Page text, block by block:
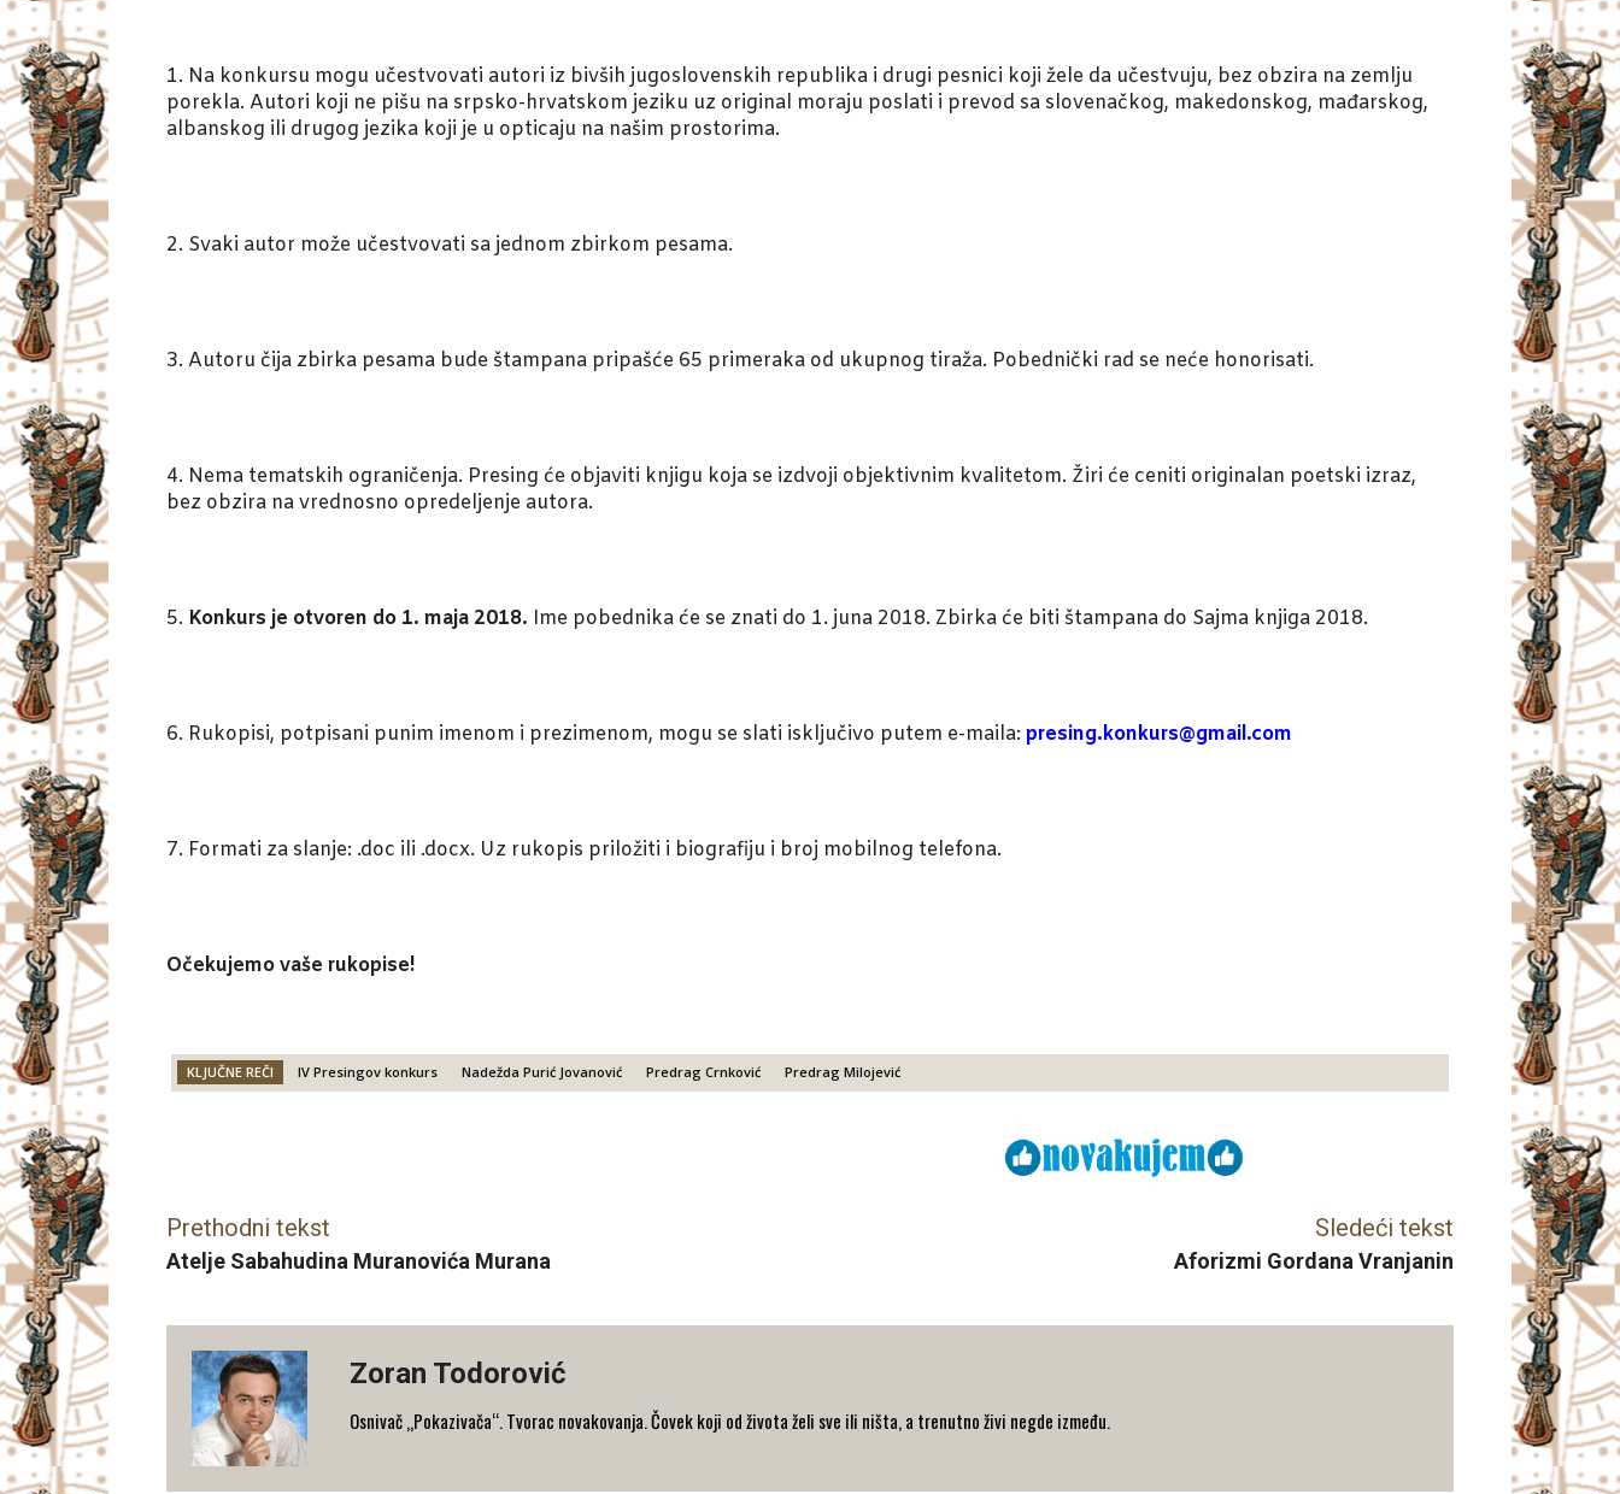
1. Na konkursu mogu učestvovati autori iz bivših jugoslovenskih republika i drugi pesnici koji žele da učestvuju, bez obzira na zemlju
porekla. Autori koji ne pišu na srpsko-hrvatskom jeziku uz original moraju poslati i prevod sa slovenačkog, makedonskog, mađarskog,
albanskog ili drugog jezika koji je u opticaju na našim prostorima.
2. Svaki autor može učestvovati sa jednom zbirkom pesama.
3. Autoru čija zbirka pesama bude štampana pripašće 65 primeraka od ukupnog tiraža. Pobednički rad se neće honorisati.
4. Nema tematskih ograničenja. Presing će objaviti knjigu koja se izdvoji objektivnim kvalitetom. Žiri će ceniti originalan poetski izraz,
bez obzira na vrednosno opredeljenje autora.
5. Konkurs je otvoren do 1. maja 2018. Ime pobednika će se znati do 1. juna 2018. Zbirka će biti štampana do Sajma knjiga 2018.
6. Rukopisi, potpisani punim imenom i prezimenom, mogu se slati isključivo putem e-maila: presing.konkurs@gmail.com
7. Formati za slanje: .doc ili .docx. Uz rukopis priložiti i biografiju i broj mobilnog telefona.
Očekujemo vaše rukopise!
KLJUČNE REČI IV Presingov konkurs Nadežda Purić Jovanović Predrag Crnković Predrag Milojević
Prethodni tekst
Atelje Sabahudina Muranovića Murana
Sledeći tekst
Aforizmi Gordana Vranjanin
Zoran Todorović
Osnivač „Pokazivača“. Tvorac novakovanja. Čovek koji od života želi sve ili ništa, a trenutno živi negde između.